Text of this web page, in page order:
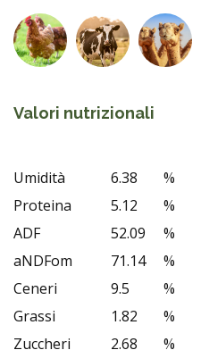
Valori nutrizionali
Umidità 6.38
%
Proteina
5.12
%
ADF
52.09
%
aNDFom
71.14
%
Ceneri
9.5
%
Grassi
1.82
%
Zuccheri
2.68 %